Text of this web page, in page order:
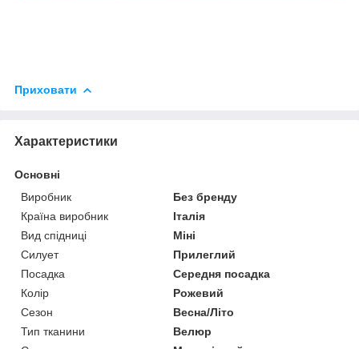
Приховати
Характеристики
Основні
Виробник
Без бренду
Країна виробник
Італія
Вид спідниці
Міні
Силует
Прилеглий
Посадка
Середня посадка
Колір
Рожевий
Сезон
Весна/Літо
Тип тканини
Велюр